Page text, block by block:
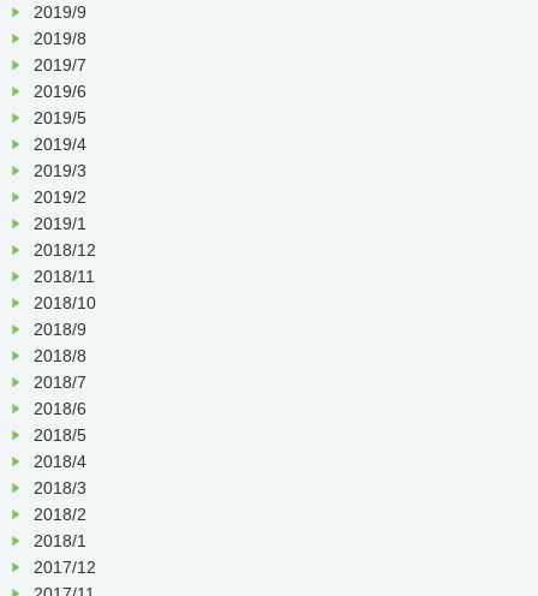
2019/9
2019/8
2019/7
2019/6
2019/5
2019/4
2019/3
2019/2
2019/1
2018/12
2018/11
2018/10
2018/9
2018/8
2018/7
2018/6
2018/5
2018/4
2018/3
2018/2
2018/1
2017/12